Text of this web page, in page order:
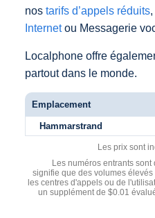
nos tarifs d’appels réduits
Internetou Messagerie
Localphone offre
partout dans le monde.
Emplacement
Hammarstrand
Les prix sont
Les numéros entrants
signifie que des volumes
les centres d'appels ou de
un supplément de $0.01